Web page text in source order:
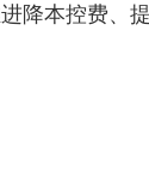
降本控费、